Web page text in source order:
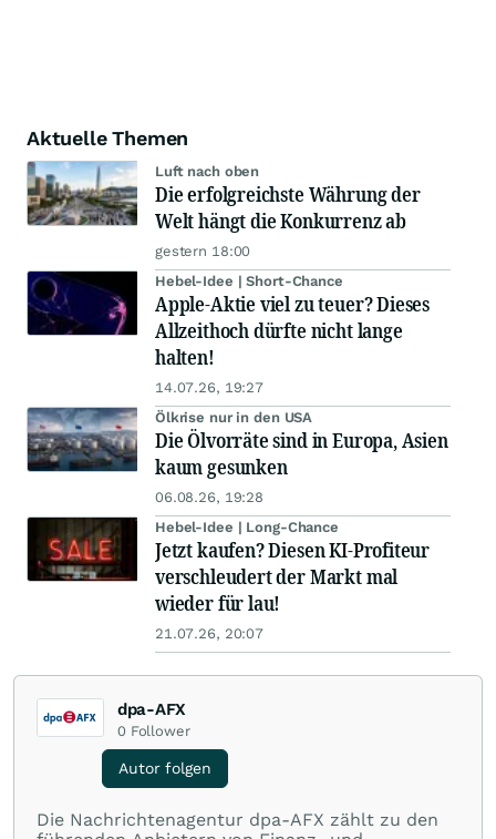
Aktuelle Themen
Luft nach oben
Die erfolgreichste Währung der
Welt hängt die Konkurrenz ab
gestern 18:00
Hebel-Idee | Short-Chance
Apple-Aktie viel zu teuer? Dieses
Allzeithoch dürfte nicht lange
halten!
14.07.26, 19:27
Ölkrise nur in den USA
Die Ölvorräte sind in Europa, Asien
kaum gesunken
06.08.26, 19:28
Hebel-Idee | Long-Chance
Jetzt kaufen? Diesen KI-Profiteur
verschleudert der Markt mal
wieder für lau!
21.07.26, 20:07
dpa-AFX
0 Follower
Autor folgen
Die Nachrichtenagentur dpa-AFX zählt zu den